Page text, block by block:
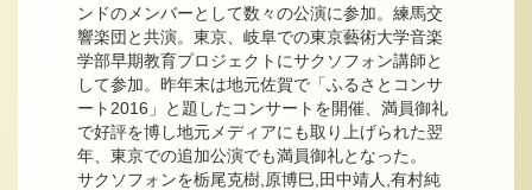
ンドのメンバーとして数々の公演に参加。練馬交
響楽団と共演。東京、岐阜での東京藝術大学音楽
学部早期教育プロジェクトにサクソフォン講師と
して参加。昨年末は地元佐賀で「ふるさとコンサ
ート2016」と題したコンサートを開催、満員御礼
で好評を博し地元メディアにも取り上げられた翌
年、東京での追加公演でも満員御礼となった。
サクソフォンを栃尾克樹,原博巳,田中靖人,有村純